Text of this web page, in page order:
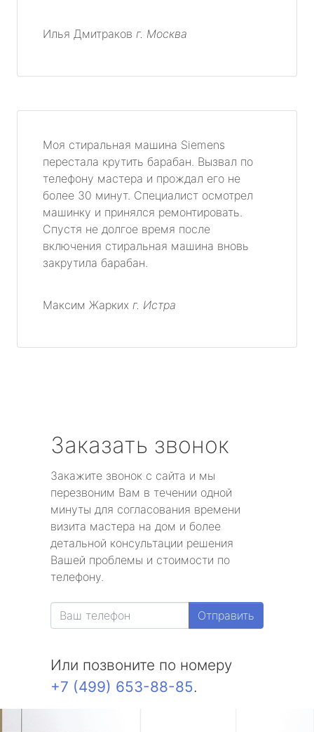
Илья Дмитраков г. Москва
Моя стиральная машина Siemens
перестала крутить барабан. Вызвал по
телефону мастера и прождал его не
более 30 минут. Специалист осмотрел
машинку и принялся ремонтировать.
Спустя не долгое время после
включения стиральная машина вновь
закрутила барабан.
Максим Жарких г. Истра
Заказать звонок
Закажите звонок с сайта и мы
перезвоним Вам в течении одной
минуты для согласования времени
визита мастера на дом и более
детальной консультации решения
Вашей проблемы и стоимости по
телефону.
Отправить
Или позвоните по номеру
+7 (499) 653-88-85.